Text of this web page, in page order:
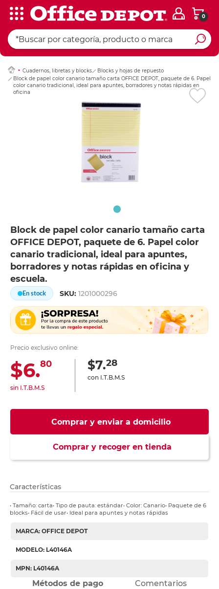
0
Cuadernos, libretas y blocks
Blocks y hojas de repuesto
Block de papel color canario tamaño carta OFFICE DEPOT, paquete de 6. Papel
color canario tradicional, ideal para apuntes, borradores y notas rápidas en
oficina y escuela.
Block de papel color canario tamaño carta
OFFICE DEPOT, paquete de 6. Papel color
canario tradicional, ideal para apuntes,
borradores y notas rápidas en oficina y
escuela.
En stock SKU:1201000296
Precio exclusivo online:
$6.80
sin I.T.B.M.S
$7.28
con I.T.B.M.S
Comprar y enviar a domicilio
Comprar y recoger en tienda
Ingresar Codigo
Características
• Tamaño: carta• Tipo de pauta: estándar• Color: Canario• Paquete de 6
blocks• Fácil de usar• Ideal para apuntes y notas rápidas
MARCA: OFFICE DEPOT
MODELO: L40146A
MPN: L40146A
Métodos de pago Comentarios